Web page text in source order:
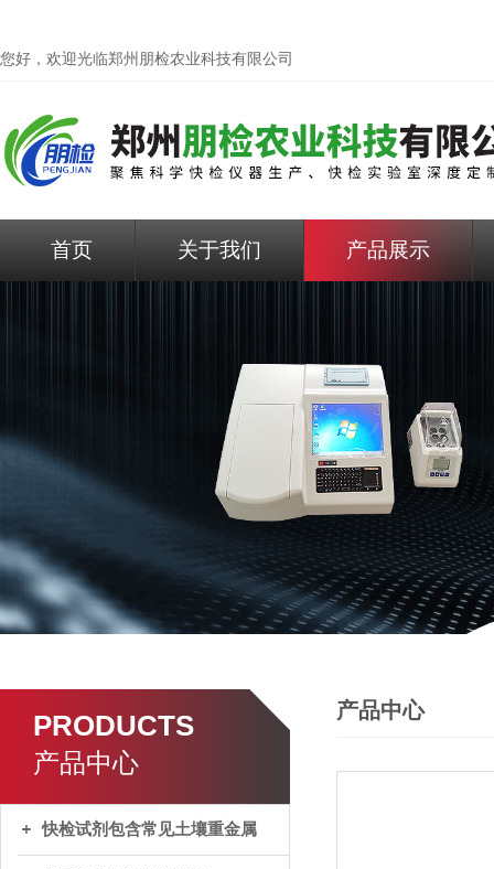
您好，欢迎光临郑州朋检农业科技有限公司
首页 关于我们 产品展示
PRODUCTS
产品中心
快检试剂包含常见土壤重金属
产品中心